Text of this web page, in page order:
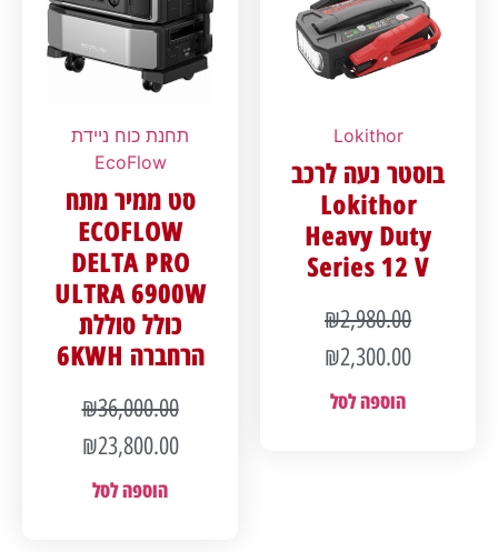
Lokithor
בוסטר נעה לרכב
Lokithor
Heavy Duty
Series 12 V
₪2,980.00
₪2,300.00
הוספה לסל
תחנת כוח ניידת
EcoFlow
סט ממיר מתח
ECOFLOW
DELTA PRO
ULTRA 6900W
כולל סוללת
הרחברה 6KWH
₪36,000.00
₪23,800.00
הוספה לסל